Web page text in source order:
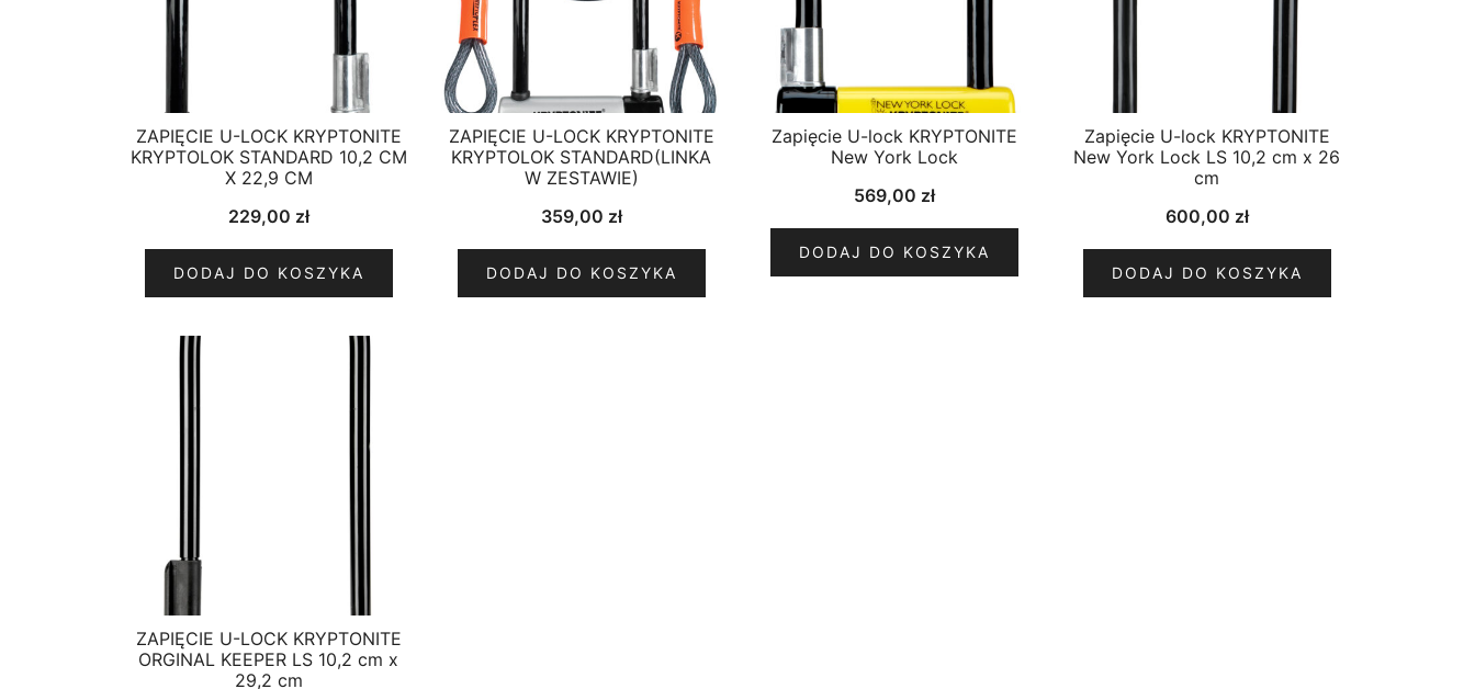
ZAPIĘCIE U-LOCK KRYPTONITE
KRYPTOLOK STANDARD 10,2 CM
X 22,9 CM
229,00 zł
DODAJ DO KOSZYKA
ZAPIĘCIE U-LOCK KRYPTONITE
KRYPTOLOK STANDARD(LINKA
W ZESTAWIE)
359,00 zł
DODAJ DO KOSZYKA
Zapięcie U-lock KRYPTONITE
New York Lock
569,00 zł
DODAJ DO KOSZYKA
Zapięcie U-lock KRYPTONITE
New York Lock LS 10,2 cm x 26
cm
600,00 zł
DODAJ DO KOSZYKA
ZAPIĘCIE U-LOCK KRYPTONITE
ORGINAL KEEPER LS 10,2 cm x
29,2 cm